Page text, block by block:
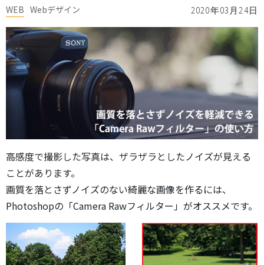
2020年03月24日
WEB Webデザイン
高感度で撮影した写真は、ザラザラとしたノイズが見える
ことがあります。
画質を落とさずノイズのない綺麗な画像を作るには、
Photoshopの「Camera Rawフィルター」がオススメです。